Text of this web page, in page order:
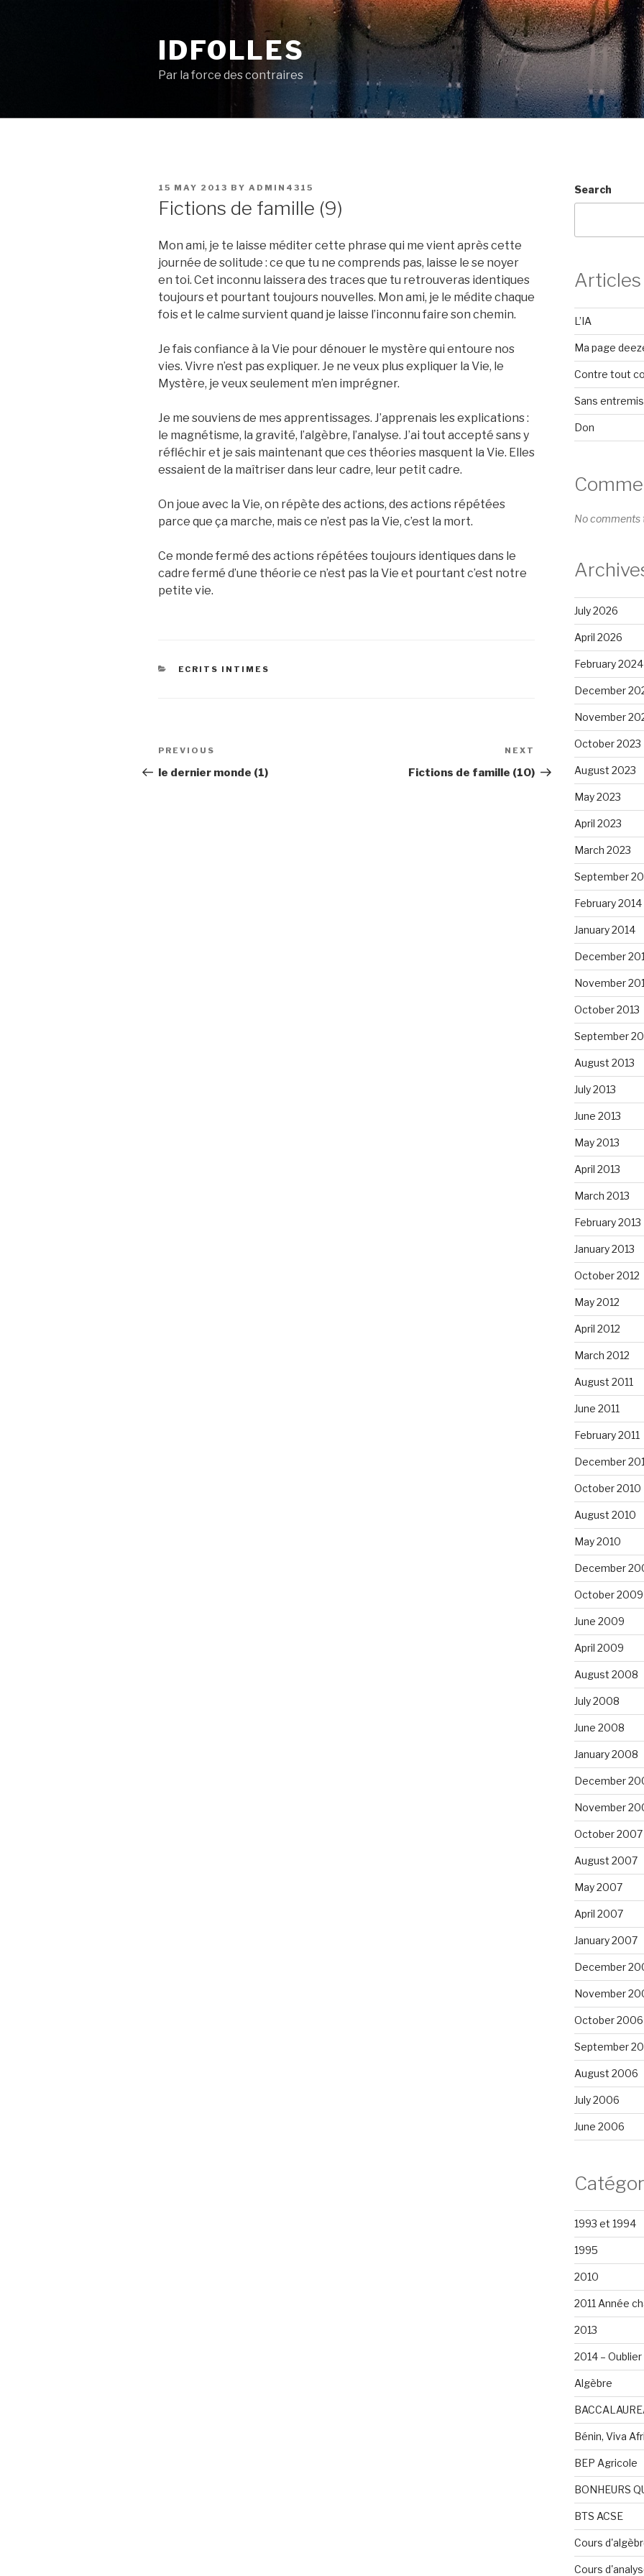
IDFOLLES
Par la force des contraires
POSTED
15 MAY 2013 BY ADMIN4315
Fictions de famille (9)
Mon ami, je te laisse méditer cette phrase qui me vient après cette
journée de solitude : ce que tu ne comprends pas, laisse le se noyer
en toi. Cet inconnu laissera des traces que tu retrouveras identiques
toujours et pourtant toujours nouvelles. Mon ami, je le médite chaque
fois et le calme survient quand je laisse l’inconnu faire son chemin.
Je fais confiance à la Vie pour dénouer le mystère qui entoure nos
vies. Vivre n’est pas expliquer. Je ne veux plus expliquer la Vie, le
Mystère, je veux seulement m’en imprégner.
Je me souviens de mes apprentissages. J’apprenais les explications :
le magnétisme, la gravité, l’algèbre, l’analyse. J’ai tout accepté sans y
réfléchir et je sais maintenant que ces théories masquent la Vie. Elles
essaient de la maîtriser dans leur cadre, leur petit cadre.
On joue avec la Vie, on répète des actions, des actions répétées
parce que ça marche, mais ce n’est pas la Vie, c’est la mort.
Ce monde fermé des actions répétées toujours identiques dans le
cadre fermé d’une théorie ce n’est pas la Vie et pourtant c’est notre
petite vie.
CATEGORIES
ECRITS INTIMES
Post
navigation
Previous
Post
PREVIOUS
le dernier monde (1)
Post
NEXT
Fictions de famille (10)
Search
L’IA
Ma page
Contre tout
Sans
Don
No comments
July 2026
April 2026
February 2024
December
November
October 2023
August 2023
May 2023
April 2023
March 2023
September
February 2014
January 2014
December
November
October 2013
September
August 2013
July 2013
June 2013
May 2013
April 2013
March 2013
February 2013
January 2013
October 2012
May 2012
April 2012
March 2012
August 2011
June 2011
February 2011
December
October 2010
August 2010
May 2010
December
October 2009
June 2009
April 2009
August 2008
July 2008
June 2008
January 2008
December
November
October 2007
August 2007
May 2007
April 2007
January 2007
December
November
October 2006
September
August 2006
July 2006
June 2006
1993 et 1994
1995
2010
2011 Année
2013
2014 –
Algèbre
Bénin, Viva
BEP Agricole
BONHEURS
BTS ACSE
Cours
Cours